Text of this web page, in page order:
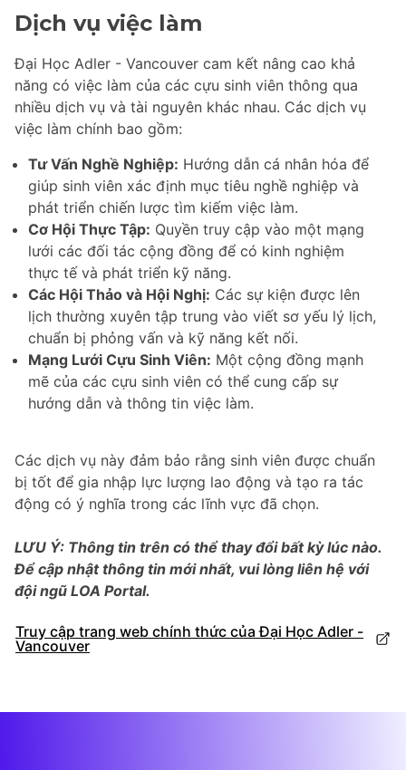
Dịch vụ việc làm
Đại Học Adler - Vancouver cam kết nâng cao khả
năng có việc làm của các cựu sinh viên thông qua
nhiều dịch vụ và tài nguyên khác nhau. Các dịch vụ
việc làm chính bao gồm:
Tư Vấn Nghề Nghiệp: Hướng dẫn cá nhân hóa để
giúp sinh viên xác định mục tiêu nghề nghiệp và
phát triển chiến lược tìm kiếm việc làm.
Cơ Hội Thực Tập: Quyền truy cập vào một mạng
lưới các đối tác cộng đồng để có kinh nghiệm
thực tế và phát triển kỹ năng.
Các Hội Thảo và Hội Nghị: Các sự kiện được lên
lịch thường xuyên tập trung vào viết sơ yếu lý lịch,
chuẩn bị phỏng vấn và kỹ năng kết nối.
Mạng Lưới Cựu Sinh Viên: Một cộng đồng mạnh
mẽ của các cựu sinh viên có thể cung cấp sự
hướng dẫn và thông tin việc làm.
Các dịch vụ này đảm bảo rằng sinh viên được chuẩn
bị tốt để gia nhập lực lượng lao động và tạo ra tác
động có ý nghĩa trong các lĩnh vực đã chọn.
LƯU Ý: Thông tin trên có thể thay đổi bất kỳ lúc nào.
Để cập nhật thông tin mới nhất, vui lòng liên hệ với
đội ngũ LOA Portal.
Truy cập trang web chính thức của Đại Học Adler -
Vancouver